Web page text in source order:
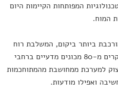
המפותחות הקיימות היום
המוח.
המורכבת ביותר ביקום, המשלבת רוח
וחומר לכדי תפקוד אחד. כדי למפות את הפלא הזה, עובדים מעל 200 חוקרים מ-80 מכונים מדעיים ברחבי
למערכת ממחושבת מהמתוחכמות
ואפילו מודעות.